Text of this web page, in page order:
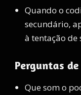
Quando o
secundário,
à tentação
Perguntas
Que som o